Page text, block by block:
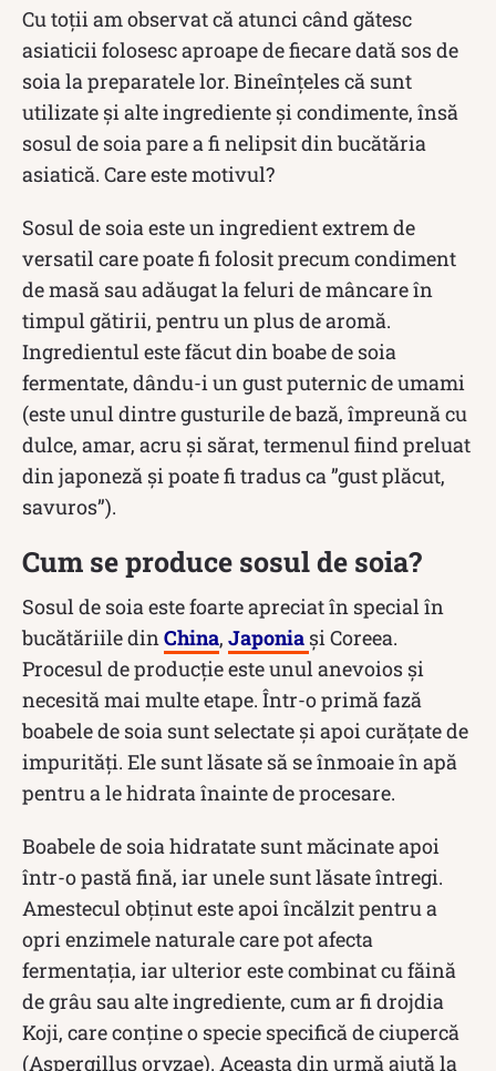
Cu toții am observat că atunci când gătesc
asiaticii folosesc aproape de fiecare dată sos de
soia la preparatele lor. Bineînțeles că sunt
utilizate și alte ingrediente și condimente, însă
sosul de soia pare a fi nelipsit din bucătăria
asiatică. Care este motivul?
Sosul de soia este un ingredient extrem de
versatil care poate fi folosit precum condiment
de masă sau adăugat la feluri de mâncare în
timpul gătirii, pentru un plus de aromă.
Ingredientul este făcut din boabe de soia
fermentate, dându-i un gust puternic de umami
(este unul dintre gusturile de bază, împreună cu
dulce, amar, acru și sărat, termenul fiind preluat
din japoneză și poate fi tradus ca ”gust plăcut,
savuros”).
Cum se produce sosul de soia?
Sosul de soia este foarte apreciat în special în
bucătăriile din China, Japonia și Coreea.
Procesul de producţie este unul anevoios şi
necesită mai multe etape. Într-o primă fază
boabele de soia sunt selectate și apoi curățate de
impurități. Ele sunt lăsate să se înmoaie în apă
pentru a le hidrata înainte de procesare.
Boabele de soia hidratate sunt măcinate apoi
într-o pastă fină, iar unele sunt lăsate întregi.
Amestecul obținut este apoi încălzit pentru a
opri enzimele naturale care pot afecta
fermentația, iar ulterior este combinat cu făină
de grâu sau alte ingrediente, cum ar fi drojdia
Koji, care conține o specie specifică de ciupercă
(Aspergillus oryzae). Aceasta din urmă ajută la